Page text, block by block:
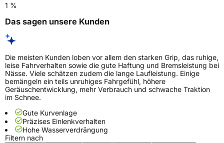
1 %
Das sagen unsere Kunden
Die meisten Kunden loben vor allem den starken Grip, das ruhige,
leise Fahrverhalten sowie die gute Haftung und Bremsleistung bei
Nässe. Viele schätzen zudem die lange Laufleistung. Einige
bemängeln ein teils unruhiges Fahrgefühl, höhere
Geräuschentwicklung, mehr Verbrauch und schwache Traktion
im Schnee.
Gute Kurvenlage
Präzises Einlenkverhalten
Hohe Wasserverdrängung
Filtern nach